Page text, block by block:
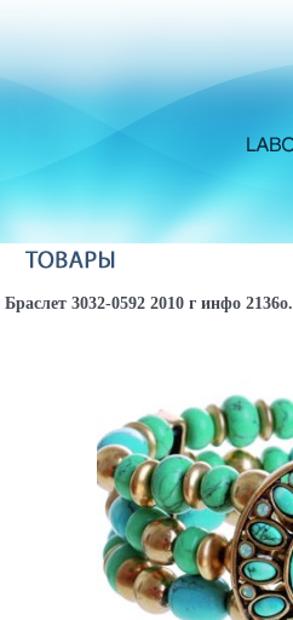
Браслет 3032-0592 2010 г инфо 2136o.